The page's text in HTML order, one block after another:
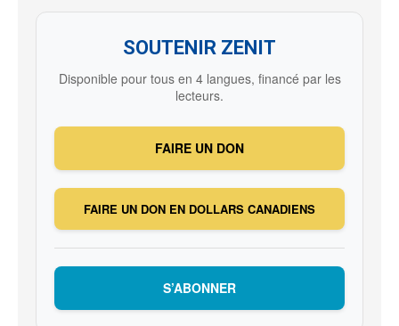
SOUTENIR ZENIT
Disponible pour tous en 4 langues, financé par les
lecteurs.
FAIRE UN DON
FAIRE UN DON EN DOLLARS CANADIENS
S’ABONNER